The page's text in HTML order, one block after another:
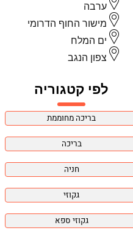
ערבה
מישור החוף הדרומי
ים המלח
צפון הנגב
לפי קטגוריה